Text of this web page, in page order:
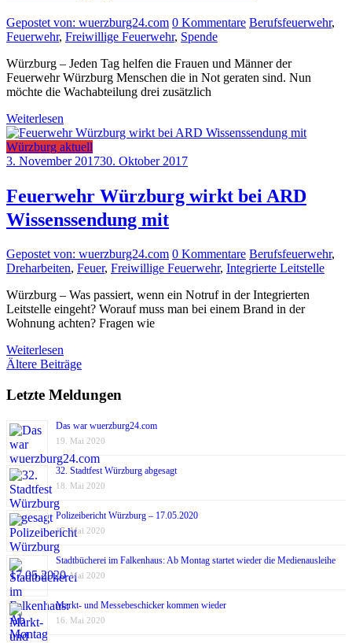
Gepostet von: wuerzburg24.com 0 Kommentare Berufsfeuerwehr,
Feuerwehr, Freiwillige Feuerwehr, Spende
Würzburg – Jeden Tag helfen die Frauen und Männer der
Feuerwehr Würzburg Menschen die in Not geraten sind. Nun
möchte die Wachabteilung drei zusätzlich
Weiterlesen
Würzburg aktuell
3. November 201730. Oktober 2017
Feuerwehr Würzburg wirkt bei ARD
Wissenssendung mit
Gepostet von: wuerzburg24.com 0 Kommentare Berufsfeuerwehr,
Dreharbeiten, Feuer, Freiwillige Feuerwehr, Integrierte Leitstelle
Würzburg – Was passiert, wenn ein Notruf in der Integrierten
Leitstelle eingeht? Worauf muss man bei einem Brand in der
Wohnung achten? Fragen wie
Weiterlesen
Beitragsnavigation
Ältere Beiträge
Letzte Meldungen
Das war wuerzburg24.com
19. Mai 2020
32. Stadtfest Würzburg abgesagt
18. Mai 2020
Polizeibericht Würzburg – 17.05.2020
17. Mai 2020
Stadtbücherei im Falkenhaus: Ab Montag startet wieder die Medienausleihe
17. Mai 2020
Markt- und Messebeschicker kommen wieder
16. Mai 2020